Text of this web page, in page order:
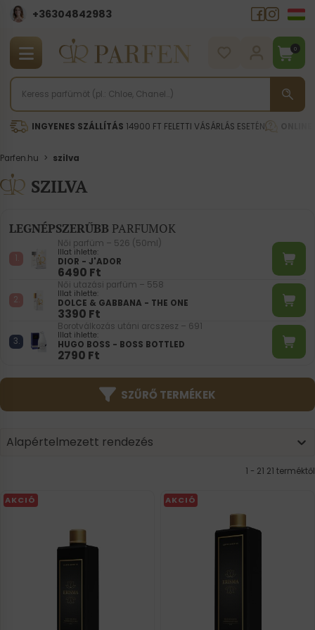
+36304842983
0
INGYENES SZÁLLÍTÁS 14900 FT FELETTI VÁSÁRLÁS ESETÉN
Parfen.hu > szilva
SZILVA
LEGNÉPSZERŰBB PARFUMOK
Női parfüm – 526 (50ml)
Illat ihlette:
DIOR - J'ADOR
6490 Ft
Női utazási parfüm – 558
Illat ihlette:
DOLCE & GABBANA - THE ONE
3390 Ft
Borotválkozás utáni arcszesz – 691
Illat ihlette:
HUGO BOSS - BOSS BOTTLED
2790 Ft
SZŰRŐ TERMÉKEK
Product | Sorting
Sort content
Alapértelmezett rendezés
Sort content
1 - 21 21 terméktől
AKCIÓ AKCIÓ